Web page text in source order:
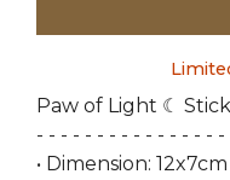
Paw of Light ☾
- - - - - - - - - - - - - - -
• Dimension: 12x7cm